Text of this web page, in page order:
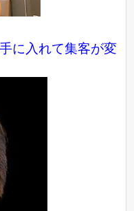
に入れて集客が変